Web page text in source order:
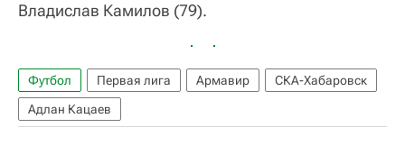
Владислав Камилов (79).
Футбол Первая лига Армавир
СКА-Хабаровск
Адлан Кацаев